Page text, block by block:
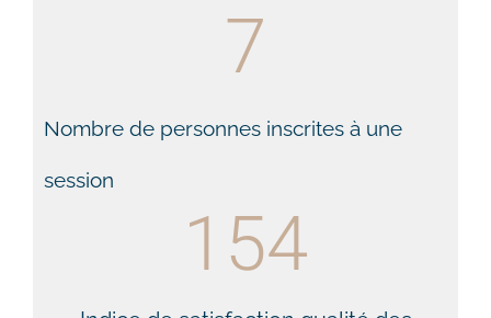
7
Nombre de personnes inscrites à une
session
154